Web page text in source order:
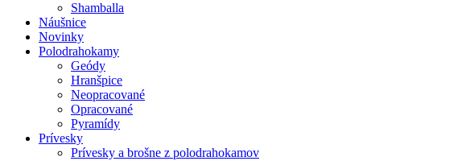
Shamballa
Náušnice
Novinky
Polodrahokamy
Geódy
Hranšpice
Neopracované
Opracované
Pyramídy
Prívesky
Prívesky a brošne z polodrahokamov